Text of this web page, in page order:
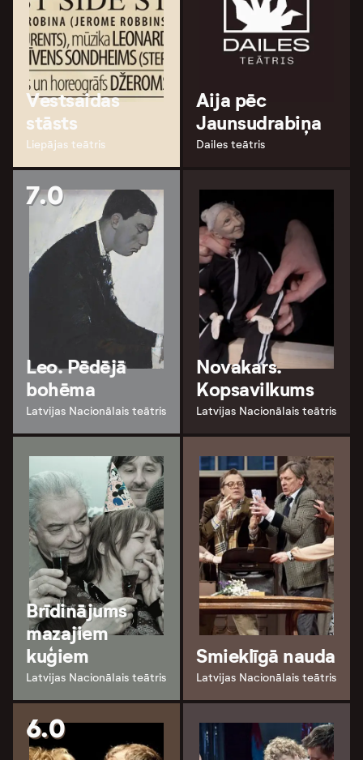
Vestsaidas
stāsts
Liepājas teātris
Aija pēc
Jaunsudrabiņa
Dailes teātris
7.0
Leo. Pēdējā
bohēma
Latvijas Nacionālais teātris
Novakars.
Kopsavilkums
Latvijas Nacionālais teātris
Brīdinājums
mazajiem
kuģiem
Latvijas Nacionālais teātris
Smieklīgā nauda
Latvijas Nacionālais teātris
6.0